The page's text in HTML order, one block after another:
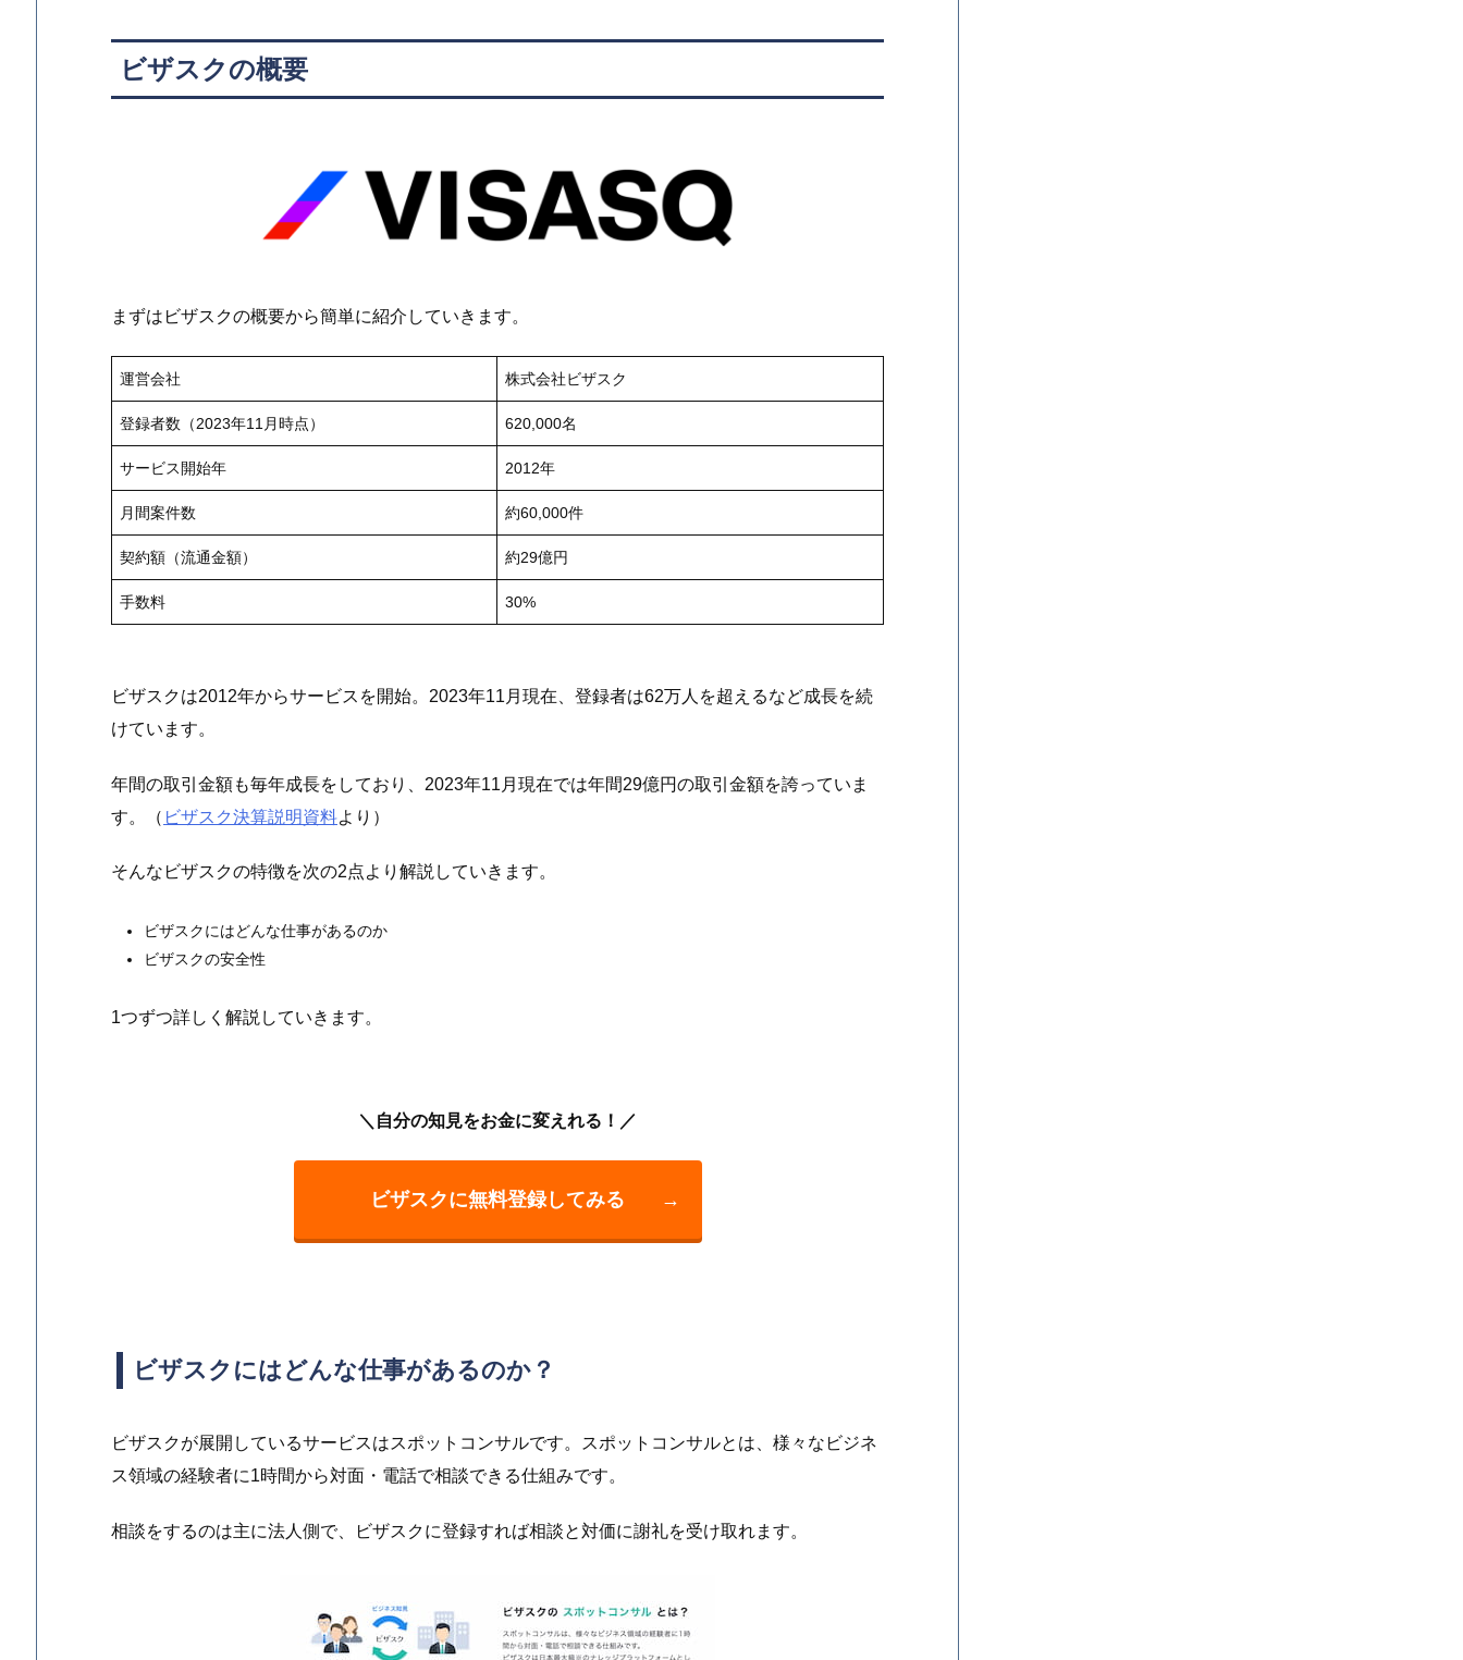
ビザスクの概要
まずはビザスクの概要から簡単に紹介していきます。
運営会社 株式会社ビザスク
登録者数（2023年11月時点） 620,000名
サービス開始年 2012年
月間案件数 約60,000件
契約額（流通金額） 約29億円
手数料 30%
ビザスクは2012年からサービスを開始。2023年11月現在、登録者は62万人を超えるなど成長を続
けています。
年間の取引金額も毎年成長をしており、2023年11月現在では年間29億円の取引金額を誇っていま
す。（ ビザスク決算説明資料より）
そんなビザスクの特徴を次の2点より解説していきます。
ビザスクにはどんな仕事があるのか
ビザスクの安全性
1つずつ詳しく解説していきます。
＼自分の知見をお金に変えれる！／
ビザスクに無料登録してみる →
ビザスクにはどんな仕事があるのか？
ビザスクが展開しているサービスはスポットコンサルです。スポットコンサルとは、様々なビジネ
ス領域の経験者に1時間から対面・電話で相談できる仕組みです。
相談をするのは主に法人側で、ビザスクに登録すれば相談と対価に謝礼を受け取れます。